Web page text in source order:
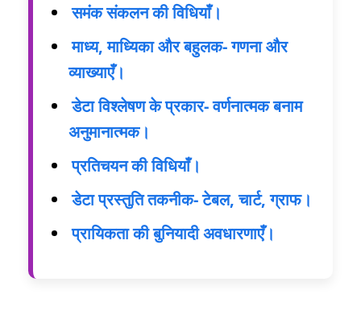
समंक संकलन की विधियाँ।
माध्य, माध्यिका और बहुलक- गणना और
व्याख्याएँ।
डेटा विश्लेषण के प्रकार- वर्णनात्मक बनाम
अनुमानात्मक।
प्रतिचयन की विधियाँ।
डेटा प्रस्तुति तकनीक- टेबल, चार्ट, ग्राफ।
प्रायिकता की बुनियादी अवधारणाएँ।